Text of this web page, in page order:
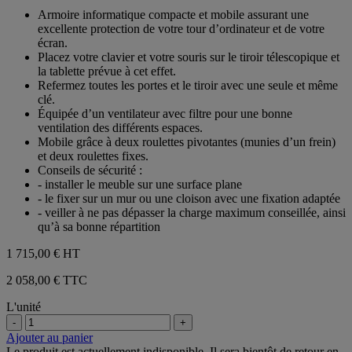
étoiles.
Armoire informatique compacte et mobile assurant une
excellente protection de votre tour d’ordinateur et de votre
écran.
Placez votre clavier et votre souris sur le tiroir télescopique et
la tablette prévue à cet effet.
Refermez toutes les portes et le tiroir avec une seule et même
clé.
Équipée d’un ventilateur avec filtre pour une bonne
ventilation des différents espaces.
Mobile grâce à deux roulettes pivotantes (munies d’un frein)
et deux roulettes fixes.
Conseils de sécurité :
- installer le meuble sur une surface plane
- le fixer sur un mur ou une cloison avec une fixation adaptée
- veiller à ne pas dépasser la charge maximum conseillée, ainsi
qu’à sa bonne répartition
1 715,00 € HT
2 058,00 € TTC
L'unité
- +
Ajouter au panier